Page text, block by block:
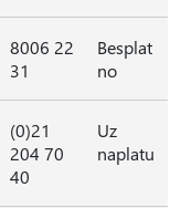
8006 22
31
Besplat
no
(0)21
204 70
40
Uz
naplatu